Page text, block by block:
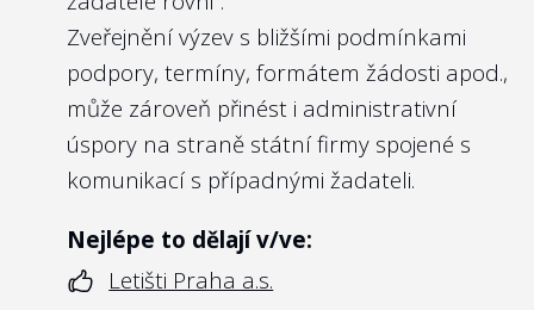
veřejně obchodovatelné obchodní
společnosti zveřejňují i Politiku odměňování,
která dopadá na členy managementu i
kontrolního orgánu. Důvodem je
transparentnost a nediskriminace
akcionářů a potenciálních akcionářů.
Vzhledem k tomu, že u státních firem je
možné v přeneseném smyslu považovat
občany ČR za akcionáře státních firem,
Zveřejnění výzev s bližšími podmínkami
podpory, termíny, formátem žádosti apod.,
může zároveň přinést i administrativní
úspory na straně státní firmy spojené s
komunikací s případnými žadateli.
Nejlépe to dělají v/ve:
Letišti Praha a.s.